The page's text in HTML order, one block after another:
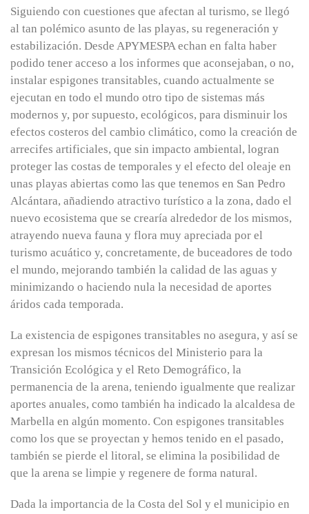
Siguiendo con cuestiones que afectan al turismo, se llegó
al tan polémico asunto de las playas, su regeneración y
estabilización. Desde APYMESPA echan en falta haber
podido tener acceso a los informes que aconsejaban, o no,
instalar espigones transitables, cuando actualmente se
ejecutan en todo el mundo otro tipo de sistemas más
modernos y, por supuesto, ecológicos, para disminuir los
efectos costeros del cambio climático, como la creación de
arrecifes artificiales, que sin impacto ambiental, logran
proteger las costas de temporales y el efecto del oleaje en
unas playas abiertas como las que tenemos en San Pedro
Alcántara, añadiendo atractivo turístico a la zona, dado el
nuevo ecosistema que se crearía alrededor de los mismos,
atrayendo nueva fauna y flora muy apreciada por el
turismo acuático y, concretamente, de buceadores de todo
el mundo, mejorando también la calidad de las aguas y
minimizando o haciendo nula la necesidad de aportes
áridos cada temporada.
La existencia de espigones transitables no asegura, y así se
expresan los mismos técnicos del Ministerio para la
Transición Ecológica y el Reto Demográfico, la
permanencia de la arena, teniendo igualmente que realizar
aportes anuales, como también ha indicado la alcaldesa de
Marbella en algún momento. Con espigones transitables
como los que se proyectan y hemos tenido en el pasado,
también se pierde el litoral, se elimina la posibilidad de
que la arena se limpie y regenere de forma natural.
Dada la importancia de la Costa del Sol y el municipio en